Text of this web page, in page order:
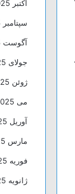
اکتبر 2025
سپتامبر 2025
آگوست 2025
جولای 2025
ژوئن 2025
می 2025
آوریل 2025
مارس 2025
فوریه 2025
ژانویه 2025